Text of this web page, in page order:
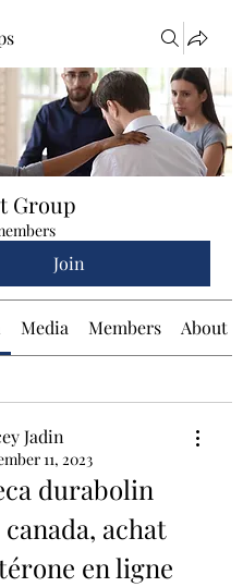
Group
Join
Media Members About
Jadin
11, 2023
durabolin
achat
en ligne